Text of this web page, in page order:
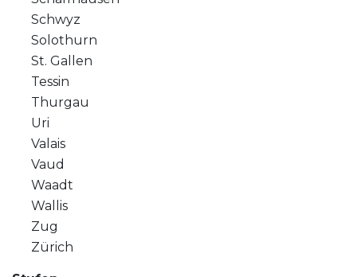
Schwyz
Solothurn
St. Gallen
Tessin
Thurgau
Uri
Valais
Vaud
Waadt
Wallis
Zug
Zürich